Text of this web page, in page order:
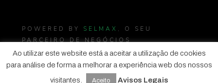
POWERED BY SELMAX , O SEU
PARCEIRO DE NEGÓCIOS
Ao utilizar este website está a aceitar a utilização de cookies
para análise de forma a melhorar a experiência web dos nossos
visitantes.
Aceito Avisos Legais